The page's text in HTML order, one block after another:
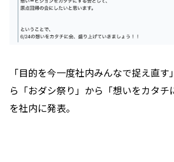
「目的を今一度社内みんなで捉え直
ら「おダシ祭り」から「想いをカタチ
を社内に発表。